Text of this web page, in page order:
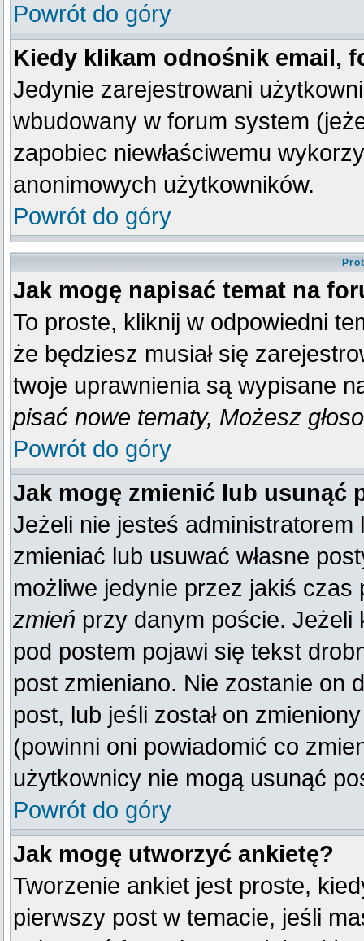
Powrót do góry
Kiedy klikam odnośnik email,
Jedynie zarejestrowani
wbudowany w forum system
zapobiec niewłaściwemu
anonimowych użytkowników.
Powrót do góry
Jak mogę napisać temat na
To proste, kliknij w odpowiedni
że będziesz musiał się
twoje uprawnienia są wypisane
pisać nowe tematy, Możesz
Powrót do góry
Jak mogę zmienić lub usunąć
Jeżeli nie jesteś
zmieniać lub usuwać własne
możliwe jedynie przez jakiś
zmień przy danym poście. Jeżeli
pod postem pojawi się tekst
post zmieniano. Nie zostanie on
post, lub jeśli został on
(powinni oni powiadomić co
użytkownicy nie mogą usunąć
Powrót do góry
Jak mogę utworzyć ankietę?
Tworzenie ankiet jest proste,
pierwszy post w temacie, jeśli